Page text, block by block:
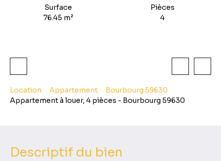
Surface
76.45 m²
Pièces
4
Location Appartement
Bourbourg 59630
Appartement à louer, 4 pièces - Bourbourg 59630
Descriptif du bien